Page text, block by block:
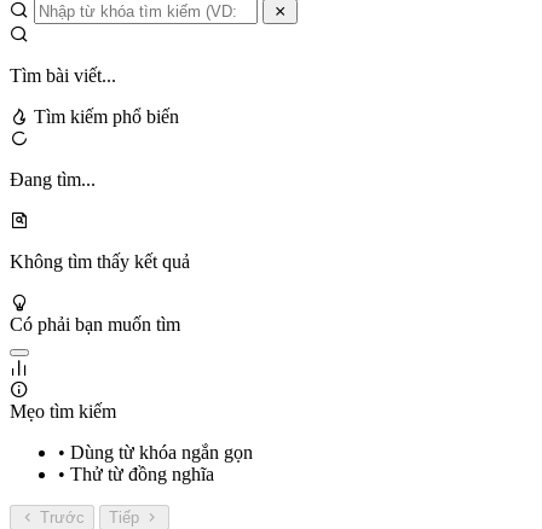
Tìm bài viết...
Tìm kiếm phổ biến
Đang tìm...
Không tìm thấy kết quả
Có phải bạn muốn tìm
Mẹo tìm kiếm
• Dùng từ khóa ngắn gọn
• Thử từ đồng nghĩa
Trước Tiếp